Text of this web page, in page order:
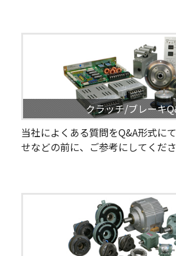
クラッチ/ブレーキ
当社によくある質問をQ&A形式に
せなどの前に、ご参考にしてくださ